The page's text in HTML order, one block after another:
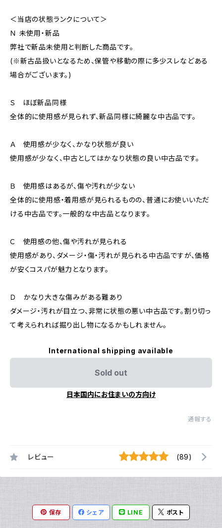
＜当店の状態ランクについて＞
Ｎ 未使用・新品
弊社で新品未使用と判断した商品です。
(※新古品扱いとなるため、保管や移動の際に多少スレなどある
場合がございます。)
Ｓ ほぼ新品同様
全体的に使用感が見られず、新品同様に綺麗な中古品です。
Ａ 使用感が少なく、かなり状態が良い
使用感が少なく、中古としてはかなり状態の良い中古品です。
Ｂ 使用感はあるが、傷や汚れが少ない
全体的に使用感・着用感が見られるものの、普通にお使いいただ
ける中古品です。一般的な中古品となります。
Ｃ 使用感の他、傷や汚れが見られる
使用感があり、ダメージ・傷・汚れが見られる中古品ですが、価格
が安くコスパが魅力となります。
Ｄ かなり大きな傷みがある難あり
ダメージ・汚れが目立つ、非常に状態の悪い中古品です。割り切っ
て考えられれば掘り出し物になるかもしれません。
International shipping available
Sold out
日本国内にお住まいの方向け
通報する
レビュー (89)
保存 シェア LINE ポスト